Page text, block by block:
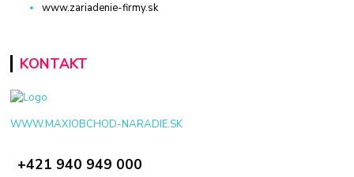
www.zariadenie-firmy.sk
KONTAKT
WWW.MAXIOBCHOD-NARADIE.SK
+421 940 949 000